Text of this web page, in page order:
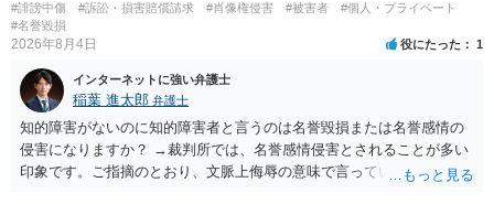
す。営業目的であり、本人も掲載を拒否していることは、違法性を認
める方向の事情となりますが、自動的に肖像権侵害となるわけではあ
を確認したうえで、「提供素材及びこれを含む画面の複製・SNS掲載
を許諾しない」と書面で明確に通知することをお勧めします。すでに
掲載された場合は、URL、掲載日時、画面を保存してから削除を求め
てください。
#誹謗中傷 #訴訟・損害賠償請求 #肖像権侵害 #被害者
#個人・プライベート
#名誉毀損
2026年8月4日 役にたった 1
インターネットに強い弁護士
稲葉 進太郎 弁護士
知的障害がないのに知的障害者と言うのは名誉毀損または名誉感情の
侵害になりますか？ →裁判所では、名誉感情侵害とされることが多い
印象です。ご指摘のとおり、文脈上侮辱の意味で言っている点も加味